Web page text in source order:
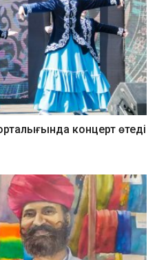
концерт өтеді